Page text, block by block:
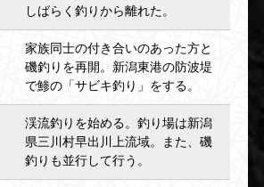
しばらく釣りから離れた。
家族同士の付き合いのあった方と
磯釣りを再開。新潟東港の防波堤
で鯵の「サビキ釣り」をする。
渓流釣りを始める。釣り場は新潟
県三川村早出川上流域。また、磯
釣りも並行して行う。